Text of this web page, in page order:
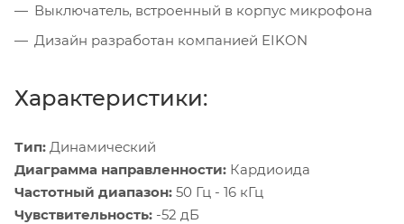
Выключатель, встроенный в корпус микрофона
Дизайн разработан компанией EIKON
Характеристики:
Тип: Динамический
Диаграмма направленности: Кардиоида
Частотный диапазон: 50 Гц - 16 кГц
Чувствительность: -52 дБ